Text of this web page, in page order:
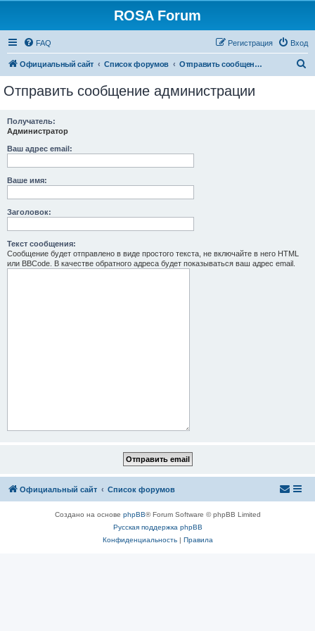
ROSA Forum
FAQ Вход
Регистрация
Официальный сайт Список форумов Отправить сообщение администрации
Отправить сообщение администрации
Получатель:
Администратор
Ваш адрес email:
Ваше имя:
Заголовок:
Текст сообщения:
Сообщение будет отправлено в виде простого текста, не включайте в него HTML
или BBCode. В качестве обратного адреса будет показываться ваш адрес email.
Официальный сайт Список форумов
Создано на основе phpBB® Forum Software © phpBB Limited
Русская поддержка phpBB
Конфиденциальность| Правила